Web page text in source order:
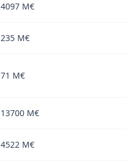
4097 M€
235 M€
71 M€
13700 M€
4522 M€